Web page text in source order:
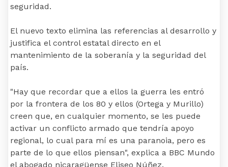
seguridad.
El nuevo texto elimina las referencias al desarrollo y
justifica el control estatal directo en el
mantenimiento de la soberanía y la seguridad del
país.
"Hay que recordar que a ellos la guerra les entró
por la frontera de los 80 y ellos (Ortega y Murillo)
creen que, en cualquier momento, se les puede
activar un conflicto armado que tendría apoyo
regional, lo cual para mí es una paranoia, pero es
parte de lo que ellos piensan", explica a BBC Mundo
el abogado nicaragüense Eliseo Núñez.